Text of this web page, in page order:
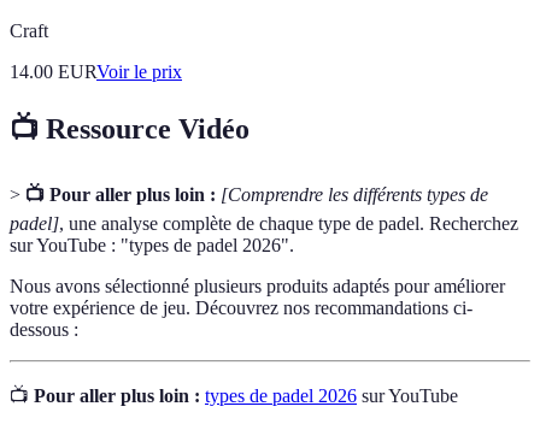
Craft
14.00 EURVoir le prix
📺 Ressource Vidéo
> 📺 Pour aller plus loin : [Comprendre les différents types de
padel], une analyse complète de chaque type de padel. Recherchez
sur YouTube : "types de padel 2026".
Nous avons sélectionné plusieurs produits adaptés pour améliorer
votre expérience de jeu. Découvrez nos recommandations ci-
dessous :
📺 Pour aller plus loin : types de padel 2026 sur YouTube